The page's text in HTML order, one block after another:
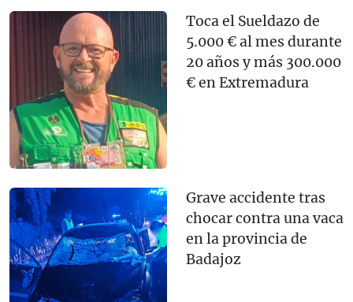
Toca el Sueldazo de
5.000 € al mes durante
20 años y más 300.000
€ en Extremadura
Grave accidente tras
chocar contra una vaca
en la provincia de
Badajoz